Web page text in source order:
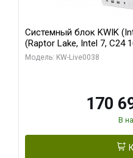
Системный блок KWIK
(Raptor Lake, Intel 7, C24
модуля)/ Gigabyte
Модель: KW-Live0038
170
В